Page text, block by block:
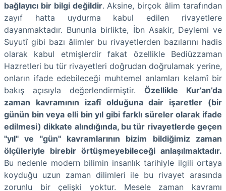
bağlayıcı bir bilgi değildir. Aksine, birçok âlim tarafından
zayıf hatta uydurma kabul edilen rivayetlere
dayanmaktadır. Bununla birlikte, İbn Asakir, Deylemi ve
Suyutî gibi bazı âlimler bu rivayetlerden bazılarını hadis
olarak kabul etmişlerdir fakat özellikle Bediüzzaman
Hazretleri bu tür rivayetleri doğrudan doğrulamak yerine,
onların ifade edebileceği muhtemel anlamları kelamî bir
bakış açısıyla değerlendirmiştir. Özellikle Kur’an’da
zaman kavramının izafî olduğuna dair işaretler (bir
günün bin veya elli bin yıl gibi farklı süreler olarak ifade
edilmesi) dikkate alındığında, bu tür rivayetlerde geçen
"yıl" ve "gün" kavramlarının bizim bildiğimiz zaman
ölçüleriyle birebir örtüşmeyebileceği anlaşılmaktadır.
Bu nedenle modern bilimin insanlık tarihiyle ilgili ortaya
koyduğu uzun zaman dilimleri ile bu rivayet arasında
zorunlu bir çelişki yoktur. Mesele zaman kavramı